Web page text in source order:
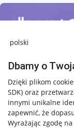
Dbamy o
Dzięki plikom
SDK) oraz
innymi unikalne
zapewnić, że
Wyrażając zgodę